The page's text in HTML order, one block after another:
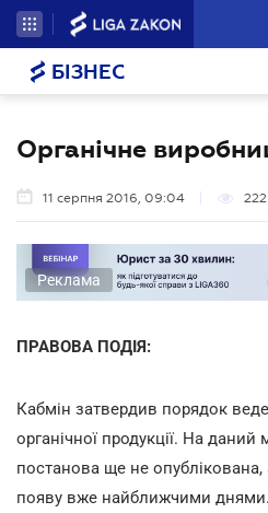
БІЗНЕС
Органічне
11 серпня 2016, 09:04 222
Реклама
ПРАВОВА ПОДІЯ:
Кабмін затвердив порядок
органічної продукції. На
постанова ще не опублікована,
появу вже найближчими днями.